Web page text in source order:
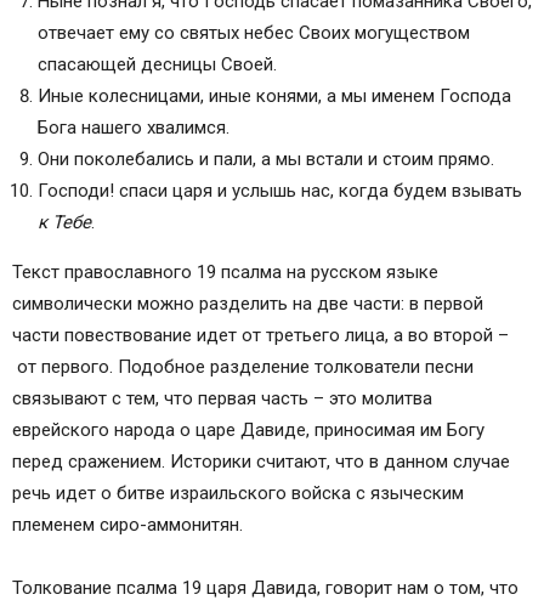
отвечает ему со святых небес Своих могуществом
спасающей десницы Своей.
Иные колесницами, иные конями, а мы именем Господа
Бога нашего хвалимся.
Они поколебались и пали, а мы встали и стоим прямо.
Господи! спаси царя и услышь нас, когда будем взывать
к Тебе.
Текст православного 19 псалма на русском языке
символически можно разделить на две части: в первой
части повествование идет от третьего лица, а во второй –
от первого. Подобное разделение толкователи песни
связывают с тем, что первая часть – это молитва
еврейского народа о царе Давиде, приносимая им Богу
перед сражением. Историки считают, что в данном случае
речь идет о битве израильского войска с языческим
племенем сиро-аммонитян.
Толкование псалма 19 царя Давида, говорит нам о том, что